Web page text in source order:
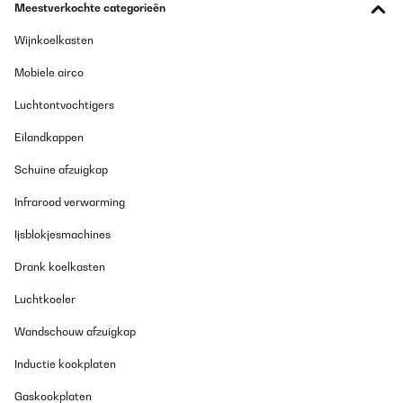
Meestverkochte categorieën
Wijnkoelkasten
Mobiele airco
Luchtontvochtigers
Eilandkappen
Schuine afzuigkap
Infrarood verwarming
Ijsblokjesmachines
Drank koelkasten
Luchtkoeler
Wandschouw afzuigkap
Inductie kookplaten
Gaskookplaten